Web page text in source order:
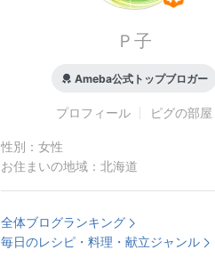
Ｐ子
Ameba公式トップブロガー
プロフィール ピグの部屋
性別： 女性
お住まいの地域： 北海道
全体ブログランキング
毎日のレシピ・料理・献立ジャンル